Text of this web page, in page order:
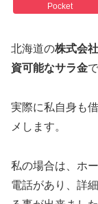
Pocket
北海道の株式会
資可能なサラ金
実際に私自身も
メします。
私の場合は、ホ
電話があり、詳